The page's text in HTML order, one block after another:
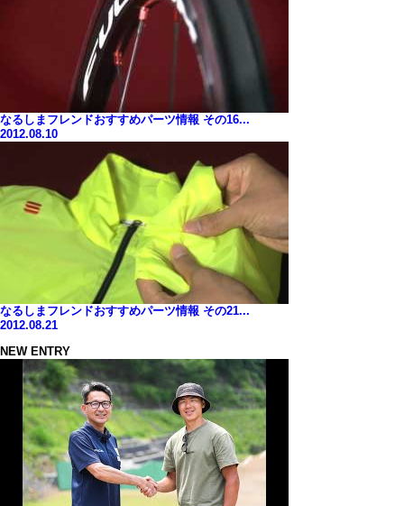
なるしまフレンドおすすめパーツ情報 その16...
2012.08.10
なるしまフレンドおすすめパーツ情報 その21...
2012.08.21
NEW ENTRY